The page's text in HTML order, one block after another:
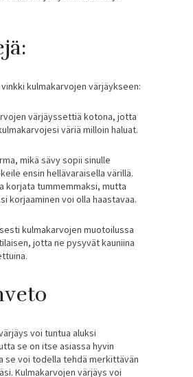
kulmakarvojen värjäykseen:
värjäyssettiä kotona, jotta
väriä milloin haluat.
mikä sävy sopii sinulle
ensin hellävaraisella värillä.
korjata tummemmaksi, mutta
korjaaminen voi olla haastavaa.
kulmakarvojen muotoilussa
jotta ne pysyvät kauniina
voi tuntua aluksi
se on itse asiassa hyvin
se voi todella tehdä merkittävän
Kulmakarvojen värjäys voi